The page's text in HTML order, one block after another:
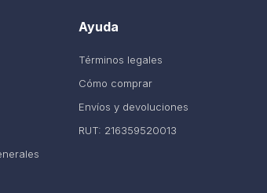
Ayuda
Términos legales
Cómo comprar
Envíos y devoluciones
RUT: 216359520013